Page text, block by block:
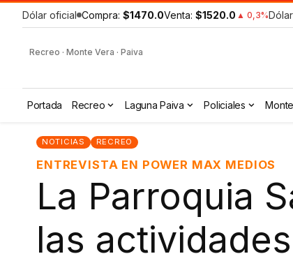
Dólar oficial Compra: $1470.0Venta: $1520.0 ▲ 0,3%
Recreo · Monte Vera · Paiva
Portada Recreo Laguna Paiva Policiales
NOTICIAS RECREO
ENTREVISTA EN POWER MAX MEDIOS
La Parroquia
las